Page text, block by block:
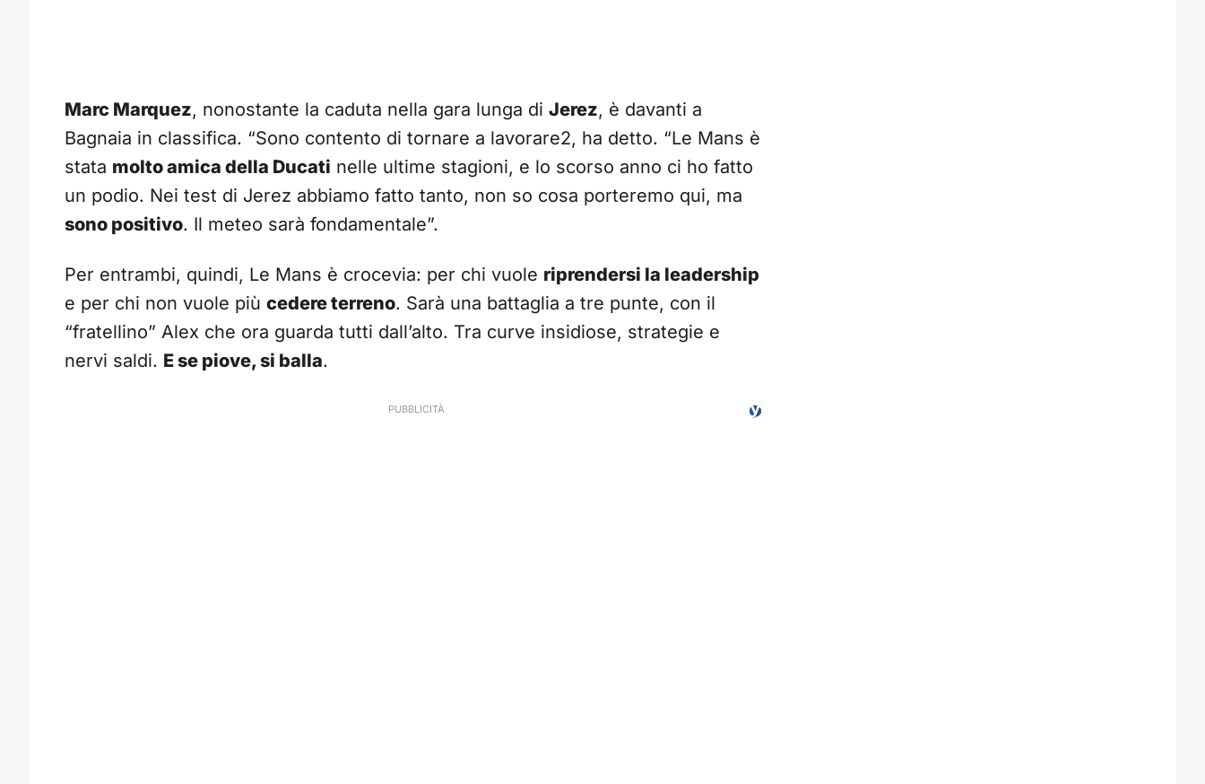
Marc Marquez, nonostante la caduta nella gara lunga di Jerez, è davanti a
Bagnaia in classifica. “Sono contento di tornare a lavorare2, ha detto. “Le Mans è
stata molto amica della Ducati nelle ultime stagioni, e lo scorso anno ci ho fatto
un podio. Nei test di Jerez abbiamo fatto tanto, non so cosa porteremo qui, ma
sono positivo. Il meteo sarà fondamentale”.
Per entrambi, quindi, Le Mans è crocevia: per chi vuole riprendersi la leadership
e per chi non vuole più cedere terreno. Sarà una battaglia a tre punte, con il
“fratellino” Alex che ora guarda tutti dall’alto. Tra curve insidiose, strategie e
nervi saldi. E se piove, si balla.